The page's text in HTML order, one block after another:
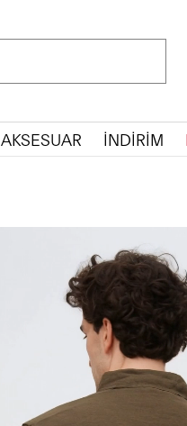
AKSESUAR İNDİRİM